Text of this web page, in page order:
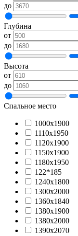
до
Глубина
от
до
Высота
от
до
Спальное место
1000х1900
1110х1950
1120х1900
1150х1900
1180х1950
122*185
1240х1800
1300х2000
1360х1840
1380х1900
1380х2000
1390х2070